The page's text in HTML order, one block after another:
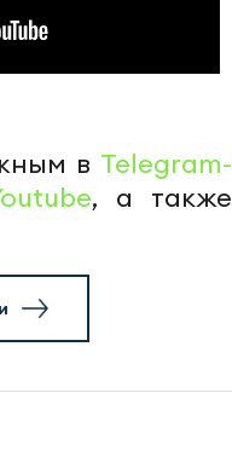
в Telegram-
, а также